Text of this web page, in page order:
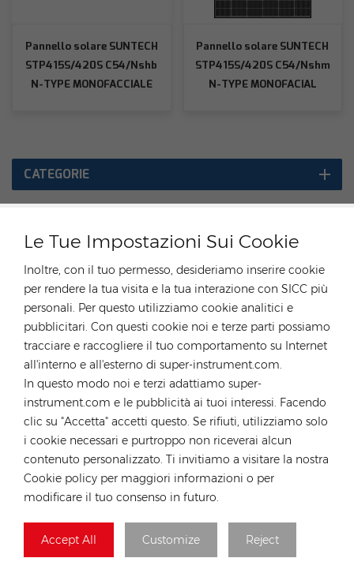
Le Tue Impostazioni Sui Cookie
Inoltre, con il tuo permesso, desideriamo inserire cookie
per rendere la tua visita e la tua interazione con SICC più
personali. Per questo utilizziamo cookie analitici e
pubblicitari. Con questi cookie noi e terze parti possiamo
tracciare e raccogliere il tuo comportamento su Internet
all'interno e all'esterno di super-instrument.com.
In questo modo noi e terzi adattiamo super-
instrument.com e le pubblicità ai tuoi interessi. Facendo
clic su "Accetta" accetti questo. Se rifiuti, utilizziamo solo
i cookie necessari e purtroppo non riceverai alcun
contenuto personalizzato. Ti invitiamo a visitare la nostra
Cookie policy per maggiori informazioni o per
modificare il tuo consenso in futuro.
Accept All Customize Reject
Pannello solare SUNTECH
STP415S/420S C54/Nshb
N-TYPE MONOFACCIALE
Pannello solare SUNTECH
STP415S/420S C54/Nshm
N-TYPE MONOFACIAL
CATEGORIE
CONTATTA IL NOSTRO ESPERTO
Germania
tel :+49 176 55258880
anna@rongstar.com
Ufficio e magazzino :
Industriestraße 40,
52457 Aldenhoven, Deutschland
Hong Kong
tel :+852 54222219
E-mail :hk@rongstar.com
Ufficio e magazzino : 39 Kung-Um Road, Yuen